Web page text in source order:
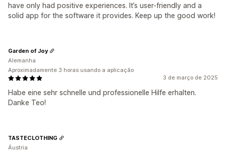
have only had positive experiences. It’s user-friendly and a
solid app for the software it provides. Keep up the good work!
3 de março de 2025
Habe eine sehr schnelle und professionelle Hilfe erhalten.
Danke Teo!
Garden of Joy
Alemanha
Aproximadamente 3 horas usando a aplicação
TASTECLOTHING
Áustria